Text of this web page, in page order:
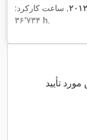
۲۰۱۲, ساعت کارکرد:
۳۶٬۷۳۴ h,